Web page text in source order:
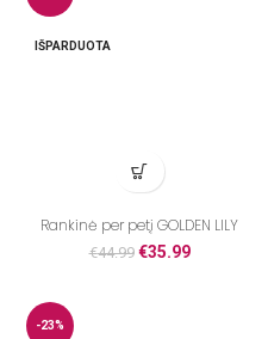
IŠPARDUOTA
Rankinė per petį GOLDEN LILY
€44.99 €35.99
-23%